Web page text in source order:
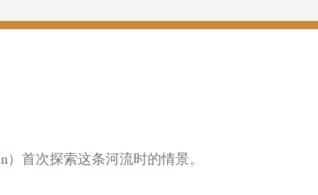
首次探索这条河流时的情景。